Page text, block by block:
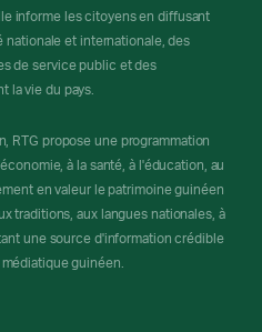
informe les citoyens en diffusant
et internationale, des
de service public et des
la vie du pays.
RTG propose une programmation
à la santé, à l'éducation, au
en valeur le patrimoine guinéen
traditions, aux langues nationales, à
une source d'information crédible
guinéen.